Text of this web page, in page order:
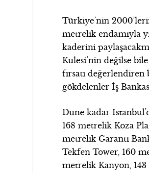
Türkiye’nin
metrelik endamıyla
kaderini
Kulesi’nin değilse
fırsatı
gökdelenler İş
Düne kadar
168 metrelik Koza
metrelik Garanti
Tekfen Tower, 160
metrelik Kanyon,